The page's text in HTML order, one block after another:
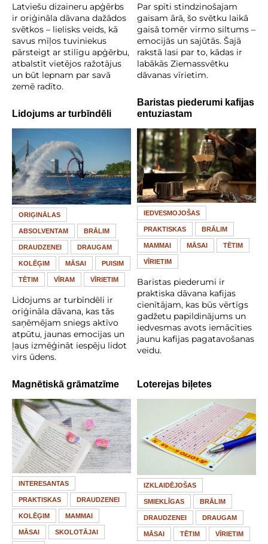
Latviešu dizaineru apģērbs
ir oriģināla dāvana dažādos
svētkos – lielisks veids, kā
savus mīļos tuviniekus
pārsteigt ar stilīgu apģērbu,
atbalstīt vietējos ražotājus
un būt lepnam par savā
zemē radīto.
Par spīti stindzinošajam
gaisam ārā, šo svētku laikā
gaisā tomēr virmo siltums –
emocijās un sajūtās. Šajā
rakstā lasi par to, kādas ir
labākās Ziemassvētku
dāvanas vīrietim.
Lidojums ar turbīndēli
ORIĢINĀLAS
ABSOLVENTAM BRĀLIM
DRAUDZENEI DRAUGAM
KOLĒĢIM MĀSAI PUISIM
TĒTIM VĪRAM VĪRIETIM
Lidojums ar turbīndēli ir
oriģināla dāvana, kas tās
saņēmējam sniegs aktīvo
atpūtu, jaunas emocijas un
ļaus izmēģināt iespēju lidot
virs ūdens.
Baristas piederumi kafijas
entuziastam
IEDVESMOJOŠAS
PRAKTISKAS BRĀLIM
MAMMAI MĀSAI TĒTIM
VĪRIETIM
Baristas piederumi ir
praktiska dāvana kafijas
cienītājam, kas būs vērtīgs
gadžetu papildinājums un
iedvesmas avots iemācīties
jaunu kafijas pagatavošanas
veidu.
Magnētiskā grāmatzīme
INTERESANTAS
PRAKTISKAS DRAUDZENEI
KOLĒĢIM MAMMAI
MĀSAI SKOLOTĀJAI
Loterejas biļetes
IZKLAIDĒJOŠAS
SMIEKLĪGAS BRĀLIM
DRAUDZENEI DRAUGAM
MĀSAI TĒTIM VĪRIETIM